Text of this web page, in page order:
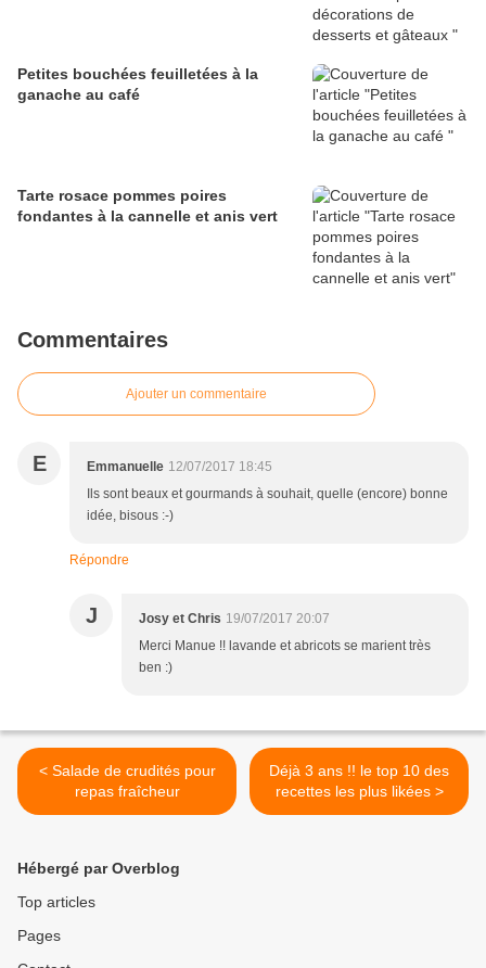
Petites bouchées feuilletées à la
ganache au café
Tarte rosace pommes poires
fondantes à la cannelle et anis vert
Commentaires
Ajouter un commentaire
E Emmanuelle 12/07/2017 18:45
Ils sont beaux et gourmands à souhait, quelle (encore) bonne
idée, bisous :-)
Répondre
J Josy et Chris 19/07/2017 20:07
Merci Manue !! lavande et abricots se marient très
ben :)
< Salade de crudités pour
repas fraîcheur
Déjà 3 ans !! le top 10 des
recettes les plus likées >
Hébergé par Overblog
Top articles
Pages